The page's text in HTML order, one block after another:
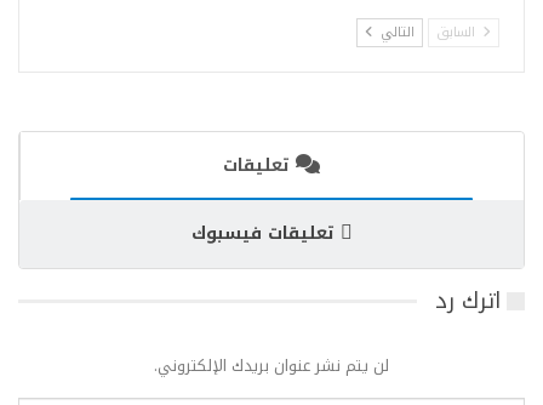
السابق التالي
تعليقات
تعليقات فيسبوك
اترك رد
لن يتم نشر عنوان بريدك الإلكتروني.